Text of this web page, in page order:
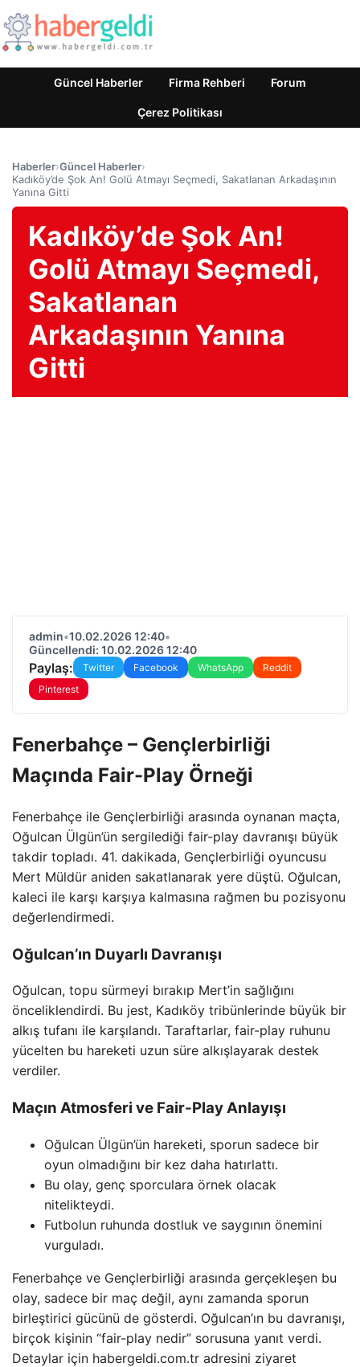
Güncel Haberler Firma Rehberi Forum
Çerez Politikası
Haberler›Güncel Haberler›
Kadıköy’de Şok An! Golü Atmayı Seçmedi, Sakatlanan Arkadaşının
Yanına Gitti
Kadıköy’de Şok An!
Golü Atmayı Seçmedi,
Sakatlanan
Arkadaşının Yanına
Gitti
admin•10.02.2026 12:40•
Güncellendi: 10.02.2026 12:40
Paylaş: Twitter Facebook WhatsApp
Reddit
Pinterest
Fenerbahçe – Gençlerbirliği
Maçında Fair-Play Örneği
Fenerbahçe ile Gençlerbirliği arasında oynanan maçta,
Oğulcan Ülgün’ün sergilediği fair-play davranışı büyük
takdir topladı. 41. dakikada, Gençlerbirliği oyuncusu
Mert Müldür aniden sakatlanarak yere düştü. Oğulcan,
kaleci ile karşı karşıya kalmasına rağmen bu pozisyonu
değerlendirmedi.
Oğulcan’ın Duyarlı Davranışı
Oğulcan, topu sürmeyi bırakıp Mert’in sağlığını
önceliklendirdi. Bu jest, Kadıköy tribünlerinde büyük bir
alkış tufanı ile karşılandı. Taraftarlar, fair-play ruhunu
yücelten bu hareketi uzun süre alkışlayarak destek
verdiler.
Maçın Atmosferi ve Fair-Play Anlayışı
Oğulcan Ülgün’ün hareketi, sporun sadece bir
oyun olmadığını bir kez daha hatırlattı.
Bu olay, genç sporculara örnek olacak
nitelikteydi.
Futbolun ruhunda dostluk ve saygının önemini
vurguladı.
Fenerbahçe ve Gençlerbirliği arasında gerçekleşen bu
olay, sadece bir maç değil, aynı zamanda sporun
birleştirici gücünü de gösterdi. Oğulcan’ın bu davranışı,
birçok kişinin “fair-play nedir” sorusuna yanıt verdi.
Detaylar için habergeldi.com.tr adresini ziyaret